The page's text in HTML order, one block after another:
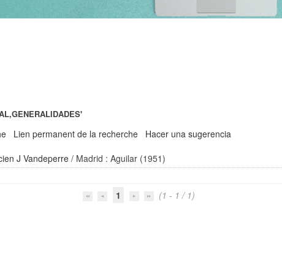
Lien permanent de la recherche
Hacer una sugerencia
J Vandeperre / Madrid : Aguilar (1951)
1 (1 - 1 / 1)